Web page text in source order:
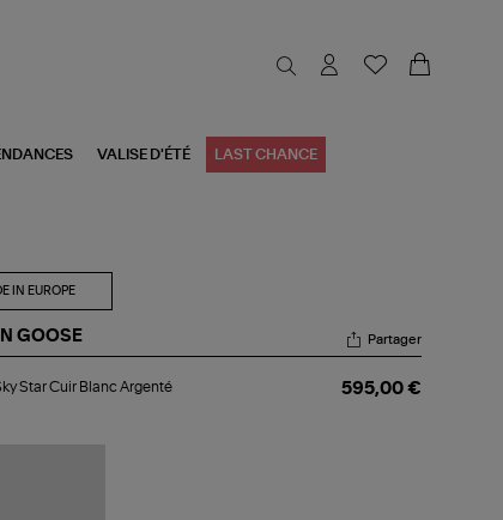
VALISE D'ÉTÉ LAST CHANCE
IN EUROPE
GOOSE Partager
Star Cuir Blanc Argenté 595,00 €